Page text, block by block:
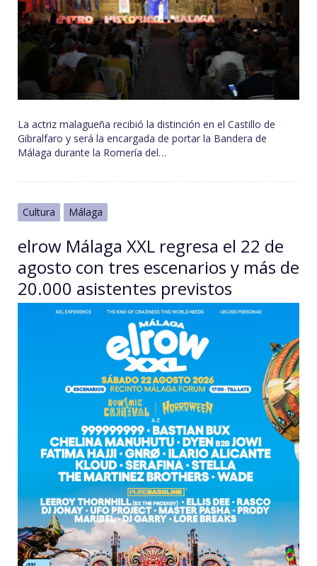
La actriz malagueña recibió la distinción en el Castillo de
Gibralfaro y será la encargada de portar la Bandera de
Málaga durante la Romería del…
Cultura Málaga
elrow Málaga XXL regresa el 22 de
agosto con tres escenarios y más de
20.000 asistentes previstos